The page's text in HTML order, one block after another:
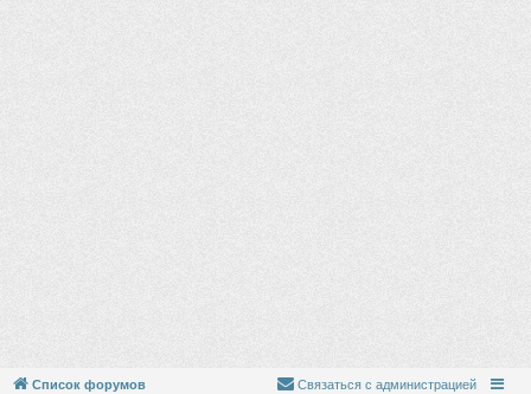
Список форумов Связаться с администрацией